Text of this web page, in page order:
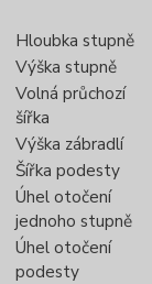
Hloubka stupně
Výška stupně
Volná průchozí
šířka
Výška zábradlí
Šířka podesty
Úhel otočení
jednoho stupně
Úhel otočení
podesty